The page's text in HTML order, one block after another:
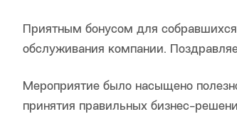
Приятным бонусом для собравшихся
обслуживания компании.
Мероприятие было насыщено
принятия правильных бизнес-